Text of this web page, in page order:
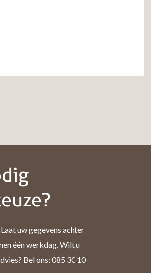
uw gegevens achter
één werkdag. Wilt u
Bel ons: 085 30 10